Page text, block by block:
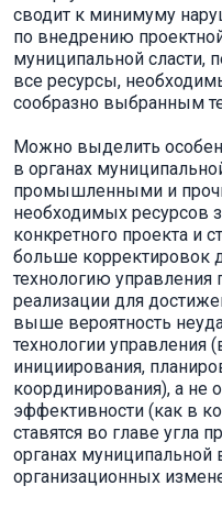
сводит к минимуму
по внедрению
муниципальной сласти,
все ресурсы,
сообразно выбранным
Можно выделить
в органах
промышленными и
необходимых ресурсов
конкретного проекта и
больше корректировок
технологию управления
реализации для
выше вероятность
технологии управления
инициирования,
координирования), а не
эффективности (как в
ставятся во главе угла
органах муниципальной
организационных